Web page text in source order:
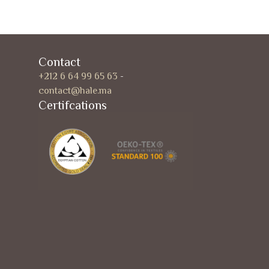
Contact
+212 6 64 99 65 63 -
contact@hale.ma
Certifcations